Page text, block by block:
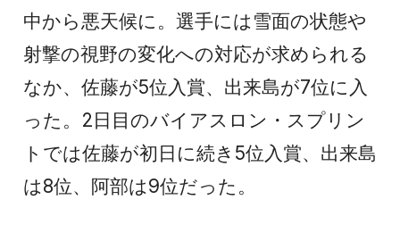
中から悪天候に。選手には雪面の状態や
射撃の視野の変化への対応が求められる
なか、佐藤が5位入賞、出来島が7位に入
った。2日目のバイアスロン・スプリン
トでは佐藤が初日に続き5位入賞、出来島
は8位、阿部は9位だった。